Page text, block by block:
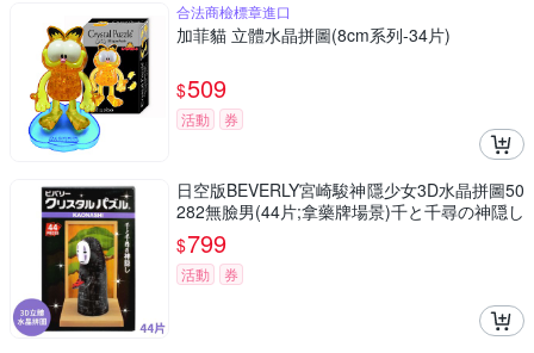
合法商檢標章進口
加菲貓 立體水晶拼圖(8cm系列-34片)
$509
活動 券
日空版BEVERLY宮崎駿神隱少女3D水晶拼圖50
282無臉男(44片;拿藥牌場景)千と千尋の神隠し
吉卜力パズル療癒擺飾puzzle模型公仔
$799
活動 券